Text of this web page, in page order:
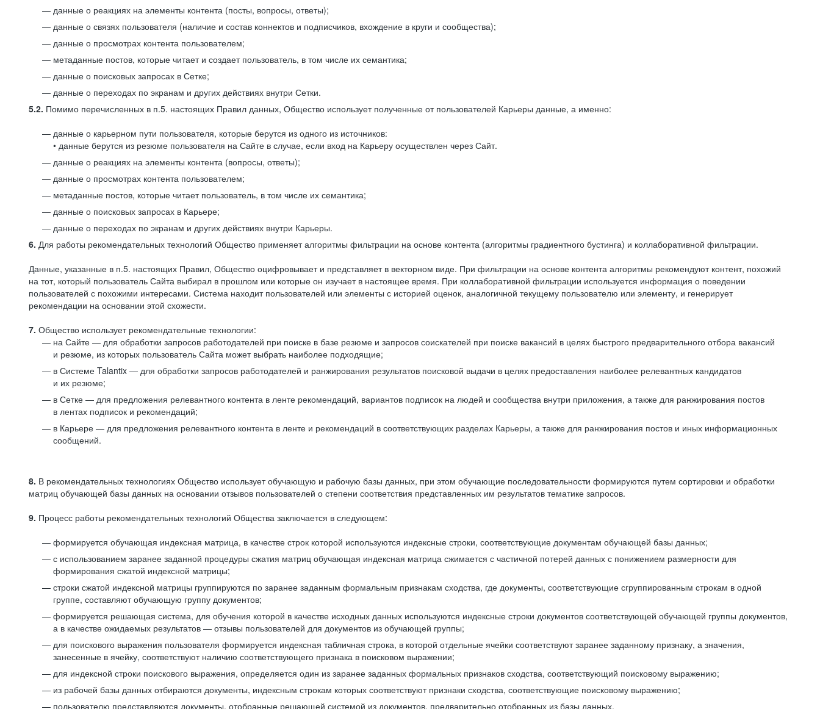
данные о реакциях на элементы контента (посты, вопросы, ответы);
данные о связях пользователя (наличие и состав коннектов и подписчиков, вхождение в круги и сообщества);
данные о просмотрах контента пользователем;
метаданные постов, которые читает и создает пользователь, в том числе их семантика;
данные о поисковых запросах в Сетке;
данные о переходах по экранам и других действиях внутри Сетки.
5.2. Помимо перечисленных в п.5. настоящих Правил данных, Общество использует полученные от пользователей Карьеры данные, а именно:
данные о карьерном пути пользователя, которые берутся из одного из источников:
• данные берутся из резюме пользователя на Сайте в случае, если вход на Карьеру осуществлен через Сайт.
данные о реакциях на элементы контента (вопросы, ответы);
данные о просмотрах контента пользователем;
метаданные постов, которые читает пользователь, в том числе их семантика;
данные о поисковых запросах в Карьере;
данные о переходах по экранам и других действиях внутри Карьеры.
6. Для работы рекомендательных технологий Общество применяет алгоритмы фильтрации на основе контента (алгоритмы градиентного бустинга) и коллаборативной фильтрации.
Данные, указанные в п.5. настоящих Правил, Общество оцифровывает и представляет в векторном виде. При фильтрации на основе контента алгоритмы рекомендуют контент, похожий
на тот, который пользователь Сайта выбирал в прошлом или которые он изучает в настоящее время. При коллаборативной фильтрации используется информация о поведении
пользователей с похожими интересами. Система находит пользователей или элементы с историей оценок, аналогичной текущему пользователю или элементу, и генерирует
рекомендации на основании этой схожести.
7. Общество использует рекомендательные технологии:
на Сайте — для обработки запросов работодателей при поиске в базе резюме и запросов соискателей при поиске вакансий в целях быстрого предварительного отбора вакансий
и резюме, из которых пользователь Сайта может выбрать наиболее подходящие;
в Системе Talantix — для обработки запросов работодателей и ранжирования результатов поисковой выдачи в целях предоставления наиболее релевантных кандидатов
и их резюме;
в Сетке — для предложения релевантного контента в ленте рекомендаций, вариантов подписок на людей и сообщества внутри приложения, а также для ранжирования постов
в лентах подписок и рекомендаций;
в Карьере — для предложения релевантного контента в ленте и рекомендаций в соответствующих разделах Карьеры, а также для ранжирования постов и иных информационных
сообщений.
8. В рекомендательных технологиях Общество использует обучающую и рабочую базы данных, при этом обучающие последовательности формируются путем сортировки и обработки
матриц обучающей базы данных на основании отзывов пользователей о степени соответствия представленных им результатов тематике запросов.
9. Процесс работы рекомендательных технологий Общества заключается в следующем:
формируется обучающая индексная матрица, в качестве строк которой используются индексные строки, соответствующие документам обучающей базы данных;
с использованием заранее заданной процедуры сжатия матриц обучающая индексная матрица сжимается с частичной потерей данных с понижением размерности для
формирования сжатой индексной матрицы;
строки сжатой индексной матрицы группируются по заранее заданным формальным признакам сходства, где документы, соответствующие сгруппированным строкам в одной
группе, составляют обучающую группу документов;
формируется решающая система, для обучения которой в качестве исходных данных используются индексные строки документов соответствующей обучающей группы документов,
а в качестве ожидаемых результатов — отзывы пользователей для документов из обучающей группы;
для поискового выражения пользователя формируется индексная табличная строка, в которой отдельные ячейки соответствуют заранее заданному признаку, а значения,
занесенные в ячейку, соответствуют наличию соответствующего признака в поисковом выражении;
для индексной строки поискового выражения, определяется один из заранее заданных формальных признаков сходства, соответствующий поисковому выражению;
из рабочей базы данных отбираются документы, индексным строкам которых соответствуют признаки сходства, соответствующие поисковому выражению;
пользователю представляются документы, отобранные решающей системой из документов, предварительно отобранных из базы данных.